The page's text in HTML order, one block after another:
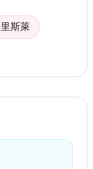
斯萊